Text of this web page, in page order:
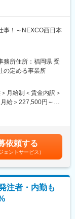
、今後を見据えて
ださい！
働き方の実現が可能
発的な対応は少な
ますが、通常は年に
年間は転勤なし。な
事！～NEXCO西日本
で長く働ける！
業務における、企画
経験いただき、将
ります。
い、日本の経済と
が進んでいます。
アルプロジェクト」
務所住所：福岡県 受
の定める事業所
月給制＜賃金内訳＞
給＞227,500円～
表記です。
依頼する
ェントサービス）
注者・内勤も